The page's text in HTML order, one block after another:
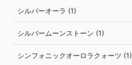
シルバーオーラ (1)
シルバームーンストーン (1)
シンフォニックオーロラクォーツ (1)